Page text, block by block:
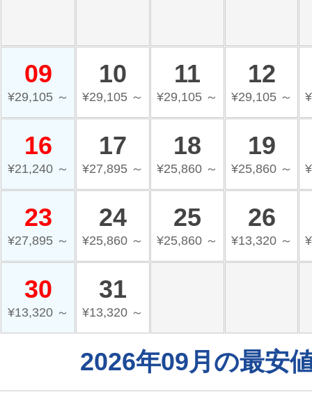
09
¥29,105 ～
10
¥29,105 ～
11
¥29,105 ～
12
¥29,105 ～
16
¥21,240 ～
17
¥27,895 ～
18
¥25,860 ～
19
¥25,860 ～
23
¥27,895 ～
24
¥25,860 ～
25
¥25,860 ～
26
¥13,320 ～
30
¥13,320 ～
31
¥13,320 ～
2026年09月の最安